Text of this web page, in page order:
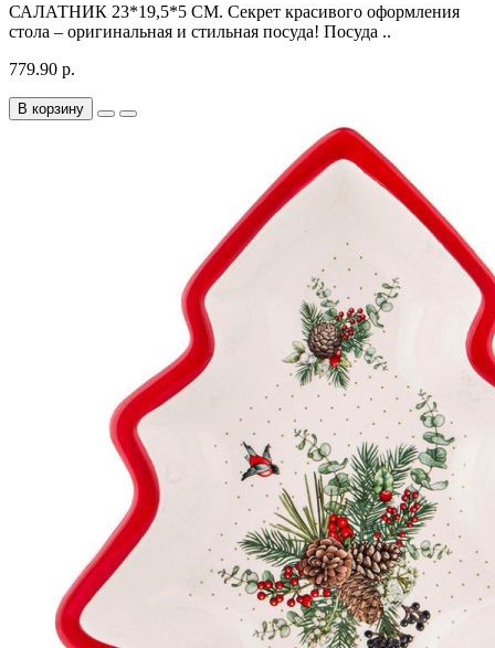
САЛАТНИК 23*19,5*5 СМ. Секрет красивого оформления
стола – оригинальная и стильная посуда! Посуда ..
779.90 р.
В корзину